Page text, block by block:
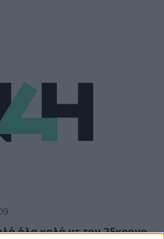
όλα καλά με τον 25χρονο